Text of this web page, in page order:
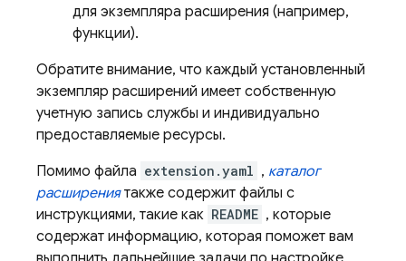
для экземпляра расширения (например,
функции).
Обратите внимание, что каждый установленный
экземпляр расширений имеет собственную
учетную запись службы и индивидуально
предоставляемые ресурсы.
Помимо файла extension.yaml , каталог
расширениятакже содержит файлы с
инструкциями, такие как README , которые
содержат информацию, которая поможет вам